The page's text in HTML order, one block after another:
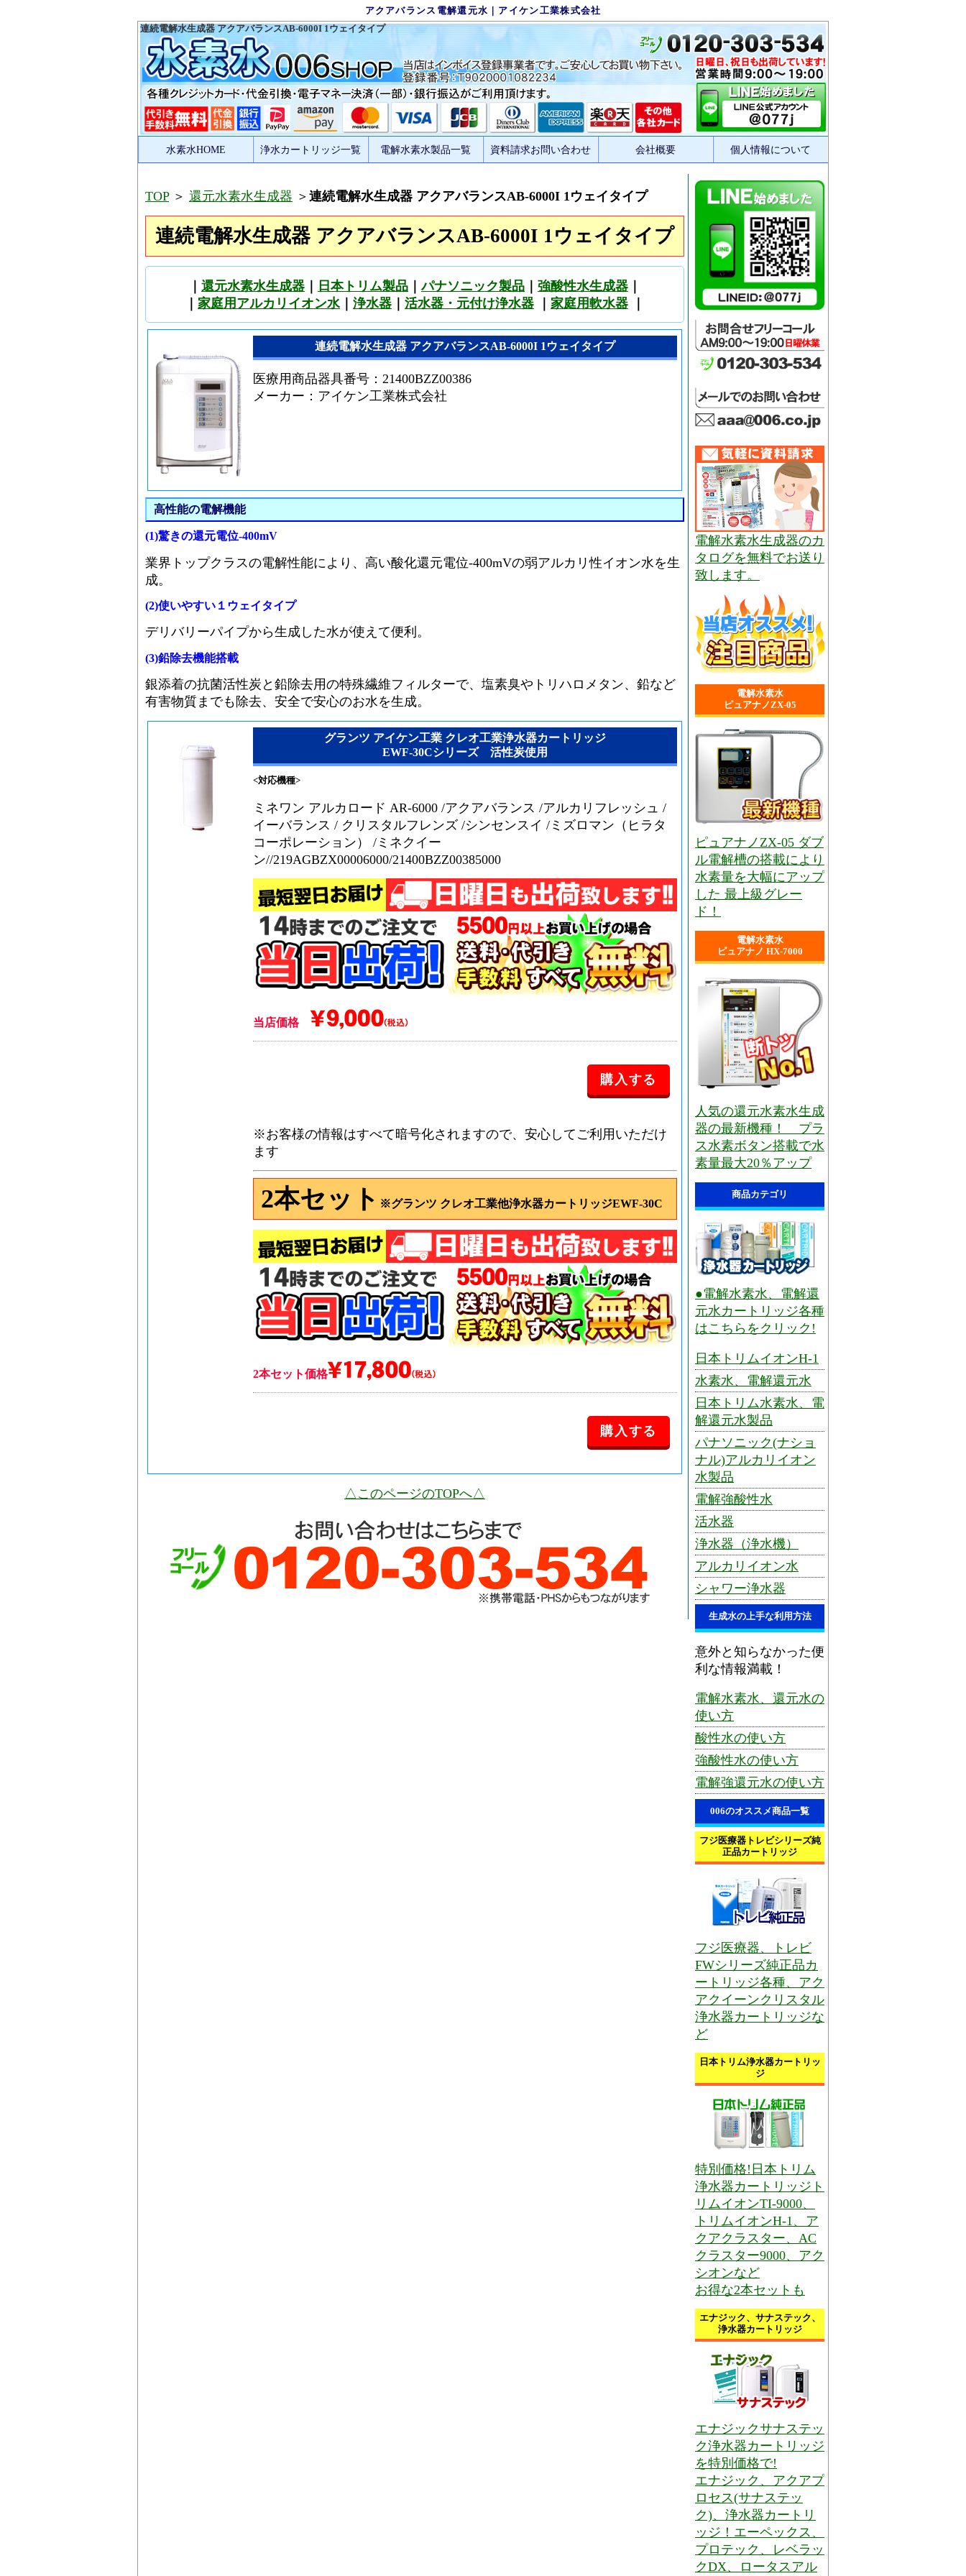
アクアバランス電解還元水｜アイケン工業株式会社
連続電解水生成器 アクアバランスAB-6000I 1ウェイタイプ
水素水HOME 浄水カートリッジ一覧 電解水素水製品一覧 資料請求お問い合わせ 会社概要 個人情報について
TOP＞ 還元水素水生成器 ＞ 連続電解水生成器 アクアバランスAB-6000I 1ウェイタイプ
連続電解水生成器 アクアバランスAB-6000I 1ウェイタイプ
還元水素水生成器 日本トリム製品 ｜パナソニック製品 強酸性水生成器
家庭用アルカリイオン水｜ 浄水器 活水器・元付け浄水器 家庭用軟水器
連続電解水生成器 アクアバランスAB-6000I 1ウェイタイプ
医療用商品器具番号：21400BZZ00386
メーカー：アイケン工業株式会社
高性能の電解機能
(1)驚きの還元電位-400mV
業界トップクラスの電解性能により、高い酸化還元電位-400mVの弱アルカリ性イオン水を生
成。
(2)使いやすい１ウェイタイプ
デリバリーパイプから生成した水が使えて便利。
(3)鉛除去機能搭載
銀添着の抗菌活性炭と鉛除去用の特殊繊維フィルターで、塩素臭やトリハロメタン、鉛など
有害物質までも除去、安全で安心のお水を生成。
グランツ アイケン工業 クレオ工業浄水器カートリッジ
EWF-30Cシリーズ 活性炭使用
<対応機種>
ミネワン アルカロード AR-6000 /アクアバランス /アルカリフレッシュ /
イーバランス / クリスタルフレンズ /シンセンスイ /ミズロマン（ヒラタ
コーポレーション） /ミネクイー
ン//219AGBZX00006000/21400BZZ00385000
当店価格
※お客様の情報はすべて暗号化されますので、安心してご利用いただけ
ます
2本セット ※グランツ クレオ工業他浄水器カートリッジEWF-30C
2本セット価格
△このページのTOPへ△
電解水素水生成器のカ
タログを無料でお送り
致します。
電解水素水
ピュアナノZX-05
ピュアナノZX-05 ダブ
ル電解槽の搭載により
水素量を大幅にアップ
した 最上級グレー
ド！
電解水素水
ピュアナノ HX-7000
人気の還元水素水生成
器の最新機種！ プラ
ス水素ボタン搭載で水
素量最大20％アップ
商品カテゴリ
●電解水素水、電解還
元水カートリッジ各種
はこちらをクリック!
日本トリムイオンH-1
水素水、電解還元水
日本トリム水素水、電
解還元水製品
パナソニック(ナショ
ナル)アルカリイオン
水製品
電解強酸性水
活水器
浄水器（浄水機）
アルカリイオン水
シャワー浄水器
生成水の上手な利用方法
意外と知らなかった便
利な情報満載！
電解水素水、還元水の
使い方
酸性水の使い方
強酸性水の使い方
電解強還元水の使い方
006のオススメ商品一覧
フジ医療器トレビシリーズ純
正品カートリッジ
フジ医療器、トレビ
FWシリーズ純正品カ
ートリッジ各種、アク
アクイーンクリスタル
浄水器カートリッジな
ど
日本トリム浄水器カートリッ
ジ
特別価格!日本トリム
浄水器カートリッジト
リムイオンTI-9000、
トリムイオンH-1、ア
クアクラスター、AC
クラスター9000、アク
シオンなど
お得な2本セットも
エナジック、サナステック、
浄水器カートリッジ
エナジックサナステッ
ク浄水器カートリッジ
を特別価格で!
エナジック、アクアプ
ロセス(サナステッ
ク)、浄水器カートリ
ッジ！エーペックス、
プロテック、レベラッ
クDX、ロータスアル